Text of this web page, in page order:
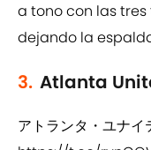
a tono con las
dejando la
3. Atlanta
アトランタ・ユナ